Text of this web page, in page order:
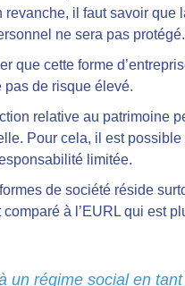
il faut savoir
ne sera pas protégé.
que cette forme
pas de risque élevé.
relative au patrimoine
Pour cela, il est
limitée.
de société réside
à l’EURL qui est
un régime social en